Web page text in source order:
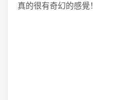
真的很有奇幻的感覺！